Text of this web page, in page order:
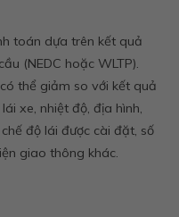
toán dựa trên kết quả
(NEDC hoặc WLTP).
thể giảm so với kết quả
xe, nhiệt độ, địa hình,
độ lái được cài đặt, số
giao thông khác.